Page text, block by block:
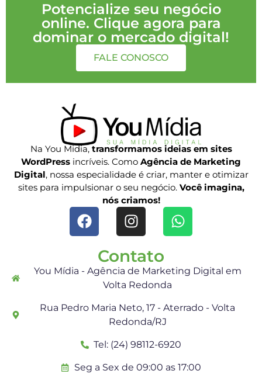
Potencialize seu negócio
online. Clique agora para
dominar o mercado digital!
FALE CONOSCO
Na You Midia, transformamos ideias em sites
WordPress incríveis. Como Agência de Marketing
Digital, nossa especialidade é criar, manter e otimizar
sites para impulsionar o seu negócio. Você imagina,
nós criamos!
Contato
You Mídia - Agência de Marketing Digital em
Volta Redonda
Rua Pedro Maria Neto, 17 - Aterrado - Volta
Redonda/RJ
Tel: (24) 98112-6920
Seg a Sex de 09:00 as 17:00